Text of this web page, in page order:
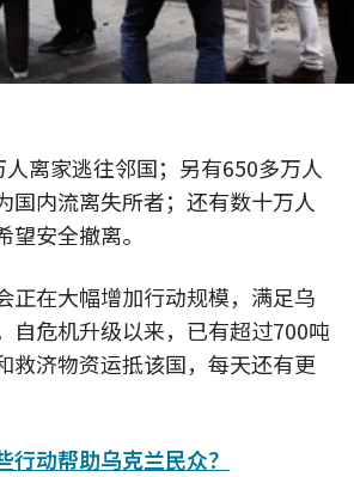
离家逃往邻国；另有650多万人
国内流离失所者；还有数十万人
安全撤离。
正在大幅增加行动规模，满足乌
自危机升级以来，已有超过700吨
救济物资运抵该国，每天还有更
行动帮助乌克兰民众？